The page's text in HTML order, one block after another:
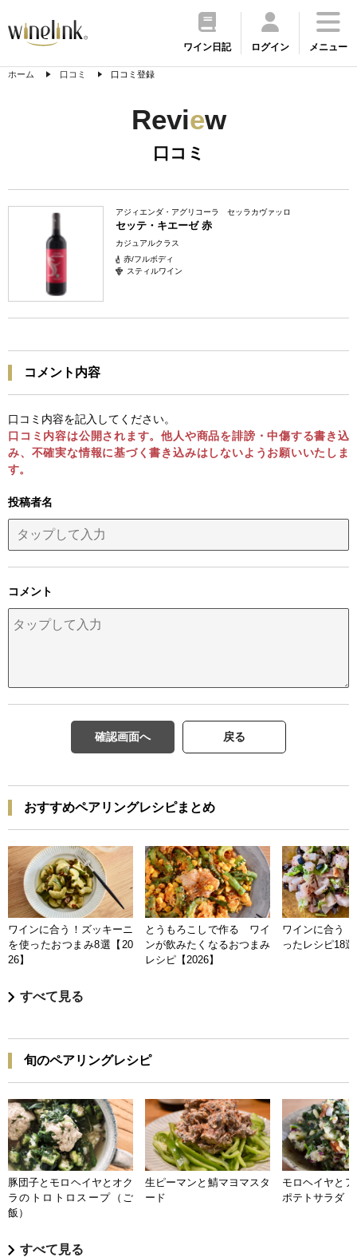
ワイン日記 ログイン メニュー
ホーム 口コミ 口コミ登録
Review
口コミ
アジィエンダ・アグリコーラ セッラカヴァッロ
セッテ・キエーゼ 赤
カジュアルクラス
赤/フルボディ
スティルワイン
コメント内容
口コミ内容を記入してください。
口コミ内容は公開されます。他人や商品を誹謗・中傷する書き込
み、不確実な情報に基づく書き込みはしないようお願いいたしま
す。
投稿者名
コメント
確認画面へ 戻る
おすすめペアリングレシピまとめ
ワインに合う！ズッキーニ
を使ったおつまみ8選【20
26】
とうもろこしで作る ワイ
ンが飲みたくなるおつまみ
レシピ【2026】
ワインに合う
ったレシピ18
すべて見る
旬のペアリングレシピ
豚団子とモロヘイヤとオク
ラのトロトロスープ（ご
飯）
生ピーマンと鯖マヨマスタ
ード
モロヘイヤと
ポテトサラダ
すべて見る